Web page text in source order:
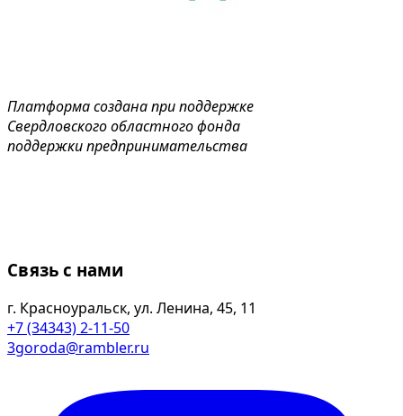
Платформа создана при поддержке
Свердловского областного фонда
поддержки предпринимательства
Связь с нами
г. Красноуральск, ул. Ленина, 45, 11
+7 (34343) 2-11-50
3goroda@rambler.ru